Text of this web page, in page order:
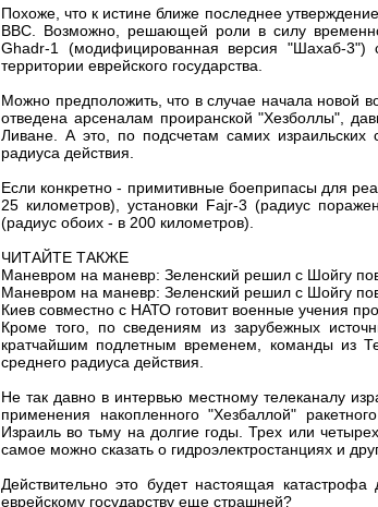
Похоже, что к истине ближе последнее
ВВС. Возможно, решающей роли в силу
Ghadr-1 (модифицированная версия "Шахаб-
территории еврейского государства.
Можно предположить, что в случае начала новой
отведена арсеналам проиранской "Хезболлы",
Ливане. А это, по подсчетам самих
радиуса действия.
Если конкретно - примитивные боеприпасы для
25 километров), установки Fajr-3 (радиус
(радиус обоих - в 200 километров).
ЧИТАЙТЕ ТАКЖЕ
Маневром на маневр: Зеленский решил с Шойгу
Маневром на маневр: Зеленский решил с Шойгу
Киев совместно с НАТО готовит военные учения
Кроме того, по сведениям из зарубежных
кратчайшим подлетным временем, команды из
среднего радиуса действия.
Не так давно в интервью местному телеканалу
применения накопленного "Хезбаллой"
Израиль во тьму на долгие годы. Трех или
самое можно сказать о гидроэлектростанциях и
Действительно это будет настоящая
еврейскому государству еще страшней?